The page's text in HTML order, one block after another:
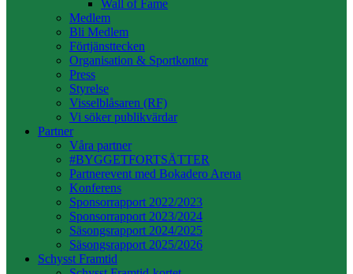
Wall of Fame
Medlem
Bli Medlem
Förtjänsttecken
Organisation & Sportkontor
Press
Styrelse
Visselblåsaren (RF)
Vi söker publikvärdar
Partner
Våra partner
#BYGGETFORTSÄTTER
Partnerevent med Bokadero Arena
Konferens
Sponsorrapport 2022/2023
Sponsorrapport 2023/2024
Säsongsrapport 2024/2025
Säsongsrapport 2025/2026
Schysst Framtid